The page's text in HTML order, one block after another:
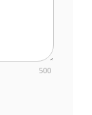
500